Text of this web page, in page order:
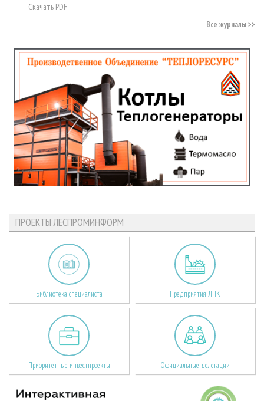
Скачать PDF
Все журналы
ПРОЕКТЫ ЛЕСПРОМИНФОРМ
Библиотека специалиста Предприятия ЛПК
Приоритетные инвестпроекты Официальные делегации